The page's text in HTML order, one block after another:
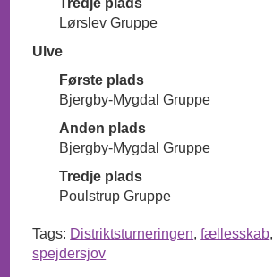
Tredje plads
Lørslev Gruppe
Ulve
Første plads
Bjergby-Mygdal Gruppe
Anden plads
Bjergby-Mygdal Gruppe
Tredje plads
Poulstrup Gruppe
Tags: Distriktsturneringen,fællesskab,
spejdersjov